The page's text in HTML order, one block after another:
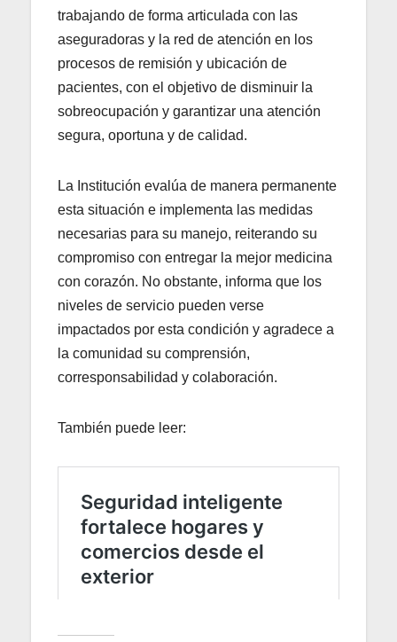
trabajando de forma articulada con las
aseguradoras y la red de atención en los
procesos de remisión y ubicación de
pacientes, con el objetivo de disminuir la
sobreocupación y garantizar una atención
segura, oportuna y de calidad.
La Institución evalúa de manera permanente
esta situación e implementa las medidas
necesarias para su manejo, reiterando su
compromiso con entregar la mejor medicina
con corazón. No obstante, informa que los
niveles de servicio pueden verse
impactados por esta condición y agradece a
la comunidad su comprensión,
corresponsabilidad y colaboración.
También puede leer: